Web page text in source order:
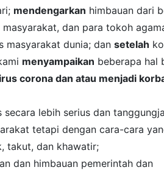
mendengarkan himbauan dari
dan para tokoh
masyarakat dunia; dan setelah
menyampaikan beberapa hal
corona dan atau menjadi
lebih serius dan
tetapi dengan cara-cara
takut, dan khawatir;
dan himbauan pemerintah dan